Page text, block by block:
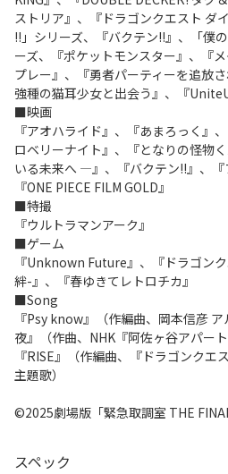
ストリア』、『ドラゴンクエスト ダ
!!」シリーズ、『バクテン!!』、「僕
ーズ、『ポケットモンスター』、『
プレー』、『勇者パーティーを追放
強種の猫耳少女と出会う』、『
■映画
『アオハライド』、『あまろっく』
ロベリーナイト』、『となりの怪物
いる未来へ ―』、『バクテン!!』、『
『ONE PIECE FILM GOLD』
■特撮
『ウルトラマンアーク』
■ゲーム
『Unknown Future』、『ドラゴン
絆-』、『春ゆきてレトロチカ』
■Song
『Psy know』（作編曲、岡本信彦
夜』（作曲、NHK『阿佐ヶ谷アパー
『RISE』（作編曲、『ドラゴンクエ
主題歌）
©2025劇場版「緊急取調室 THE
スペック